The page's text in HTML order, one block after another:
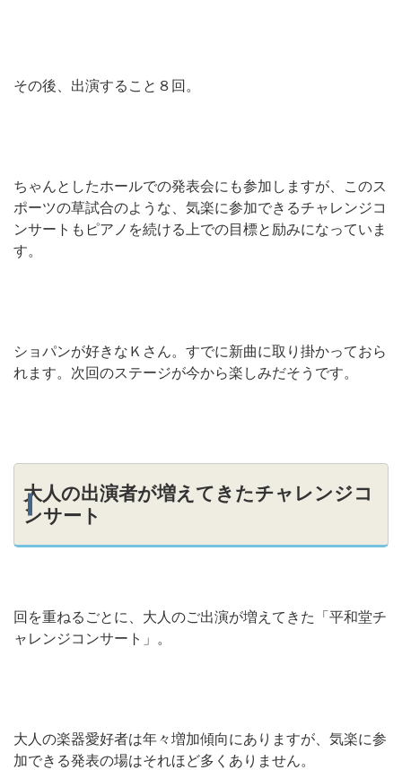
その後、出演すること８回。
ちゃんとしたホールでの発表会にも参加しますが、このス
ポーツの草試合のような、気楽に参加できるチャレンジコ
ンサートもピアノを続ける上での目標と励みになっていま
す。
ショパンが好きなＫさん。すでに新曲に取り掛かっておら
れます。次回のステージが今から楽しみだそうです。
大人の出演者が増えてきたチャレンジコ
ンサート
回を重ねるごとに、大人のご出演が増えてきた「平和堂チ
ャレンジコンサート」。
大人の楽器愛好者は年々増加傾向にありますが、気楽に参
加できる発表の場はそれほど多くありません。